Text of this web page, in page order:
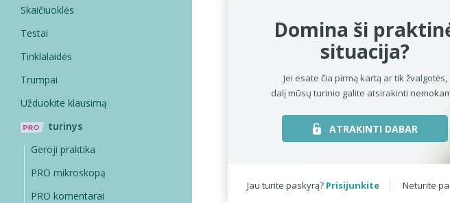
Skaičiuoklės
Testai
Tinklalaidės
Trumpai
Užduokite klausimą
turinys
Geroji praktika
PRO mikroskopą
PRO komentarai
Domina ši
situacija?
Jei esate čia pirmą kartą ar tik žvalgotės,
dalį mūsų turinio galite atsirakinti
ATRAKINTI DABAR
Jau turite paskyrą? Prisijunkite Neturite